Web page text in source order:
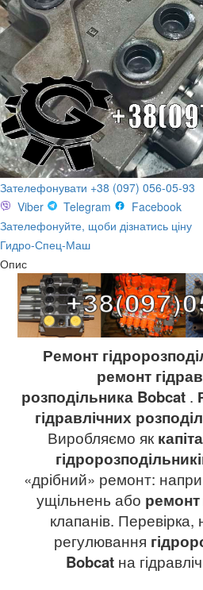
Зателефонувати +38 (097) 056-05-93
Viber
Telegram
Facebook
Зателефонуйте, щоби дізнатись ціну
Гидро-Спец-Маш
Опис
Ремонт
ремонт
розподільника Bobcat .
гідравлічних
Виробляємо як
«дрібний» ремонт:
ущільнень або ремонт
клапанів.
регулювання
Bobcat на